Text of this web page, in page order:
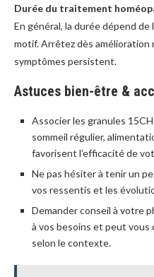
Durée du traitement
En général, la durée dépend
motif. Arrêtez dès
symptômes persistent.
Astuces bien-être &
Associer les granules 15CH
sommeil régulier,
favorisent l’efficacité de
Ne pas hésiter à tenir un
vos ressentis et les
Demander conseil à votre
à vos besoins et peut vous
selon le contexte.